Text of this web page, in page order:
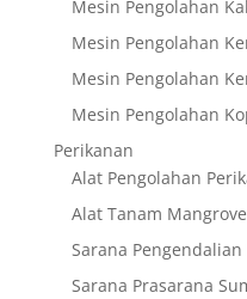
Mesin Pengolahan
Mesin Pengolahan
Mesin Pengolahan
Mesin Pengolahan
Perikanan
Alat Pengolahan
Alat Tanam
Sarana
Sarana Prasarana